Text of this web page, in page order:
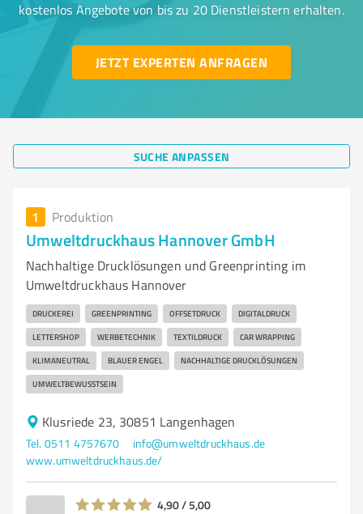
kostenlos Angebote von bis zu 20 Dienstleistern erhalten.
JETZT EXPERTEN ANFRAGEN
SUCHE ANPASSEN
1 Produktion
Umweltdruckhaus Hannover GmbH
Nachhaltige Drucklösungen und Greenprinting im
Umweltdruckhaus Hannover
DRUCKEREI GREENPRINTING OFFSETDRUCK DIGITALDRUCK
LETTERSHOP WERBETECHNIK TEXTILDRUCK CAR WRAPPING
KLIMANEUTRAL BLAUER ENGEL NACHHALTIGE DRUCKLÖSUNGEN
UMWELTBEWUSSTSEIN
Klusriede 23, 30851 Langenhagen
Tel. 0511 4757670
info@umweltdruckhaus.de
www.umweltdruckhaus.de/
4,90 / 5,00